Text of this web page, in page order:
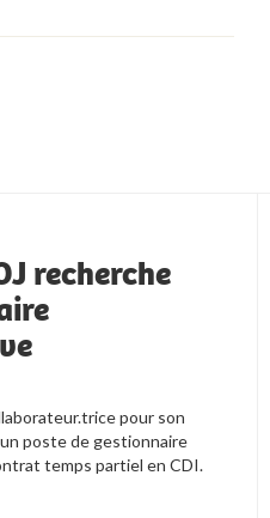
recherche
pour son
poste de gestionnaire
temps partiel en CDI.